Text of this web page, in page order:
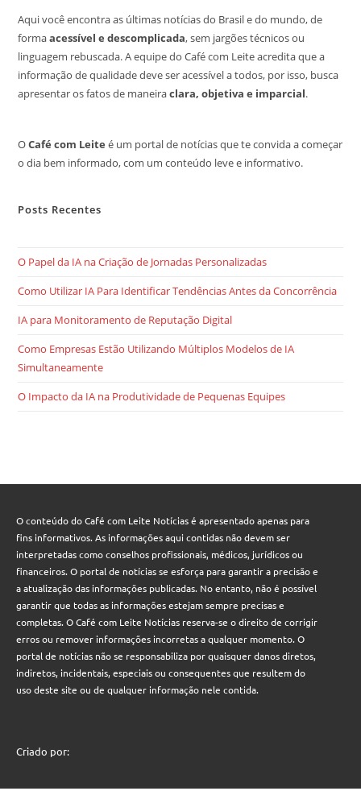
Aqui você encontra as últimas notícias do Brasil e do mundo, de
formaacessível e descomplicada, sem jargões técnicos ou
linguagem rebuscada. A equipe do Café com Leite acredita que a
informação de qualidade deve ser acessível a todos, por isso, busca
apresentar os fatos de maneiraclara, objetiva e imparcial.
OCafé com Leite é um portal de notícias que te convida a começar
o dia bem informado, com um conteúdo leve e informativo.
Posts Recentes
O Papel da IA na Criação de Jornadas Personalizadas
Como Utilizar IA Para Identificar Tendências Antes da Concorrência
IA para Monitoramento de Reputação Digital
Como Empresas Estão Utilizando Múltiplos Modelos de IA
Simultaneamente
O Impacto da IA na Produtividade de Pequenas Equipes
O conteúdo do Café com Leite Notícias é apresentado apenas para
fins informativos. As informações aqui contidas não devem ser
interpretadas como conselhos profissionais, médicos, jurídicos ou
financeiros. O portal de notícias se esforça para garantir a precisão e
a atualização das informações publicadas. No entanto, não é possível
garantir que todas as informações estejam sempre precisas e
completas. O Café com Leite Notícias reserva-se o direito de corrigir
erros ou remover informações incorretas a qualquer momento. O
portal de notícias não se responsabiliza por quaisquer danos diretos,
indiretos, incidentais, especiais ou consequentes que resultem do
uso deste site ou de qualquer informação nele contida.
Criado por: